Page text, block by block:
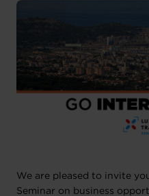
We are pleased to invite
Seminar on business